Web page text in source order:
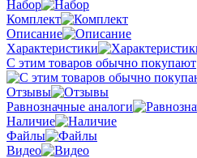
Набор
Комплект
Описание
Характеристики
С этим товаров обычно покупают
Отзывы
Равнозначные аналоги
Наличие
Файлы
Видео